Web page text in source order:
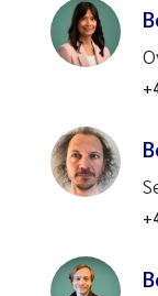
Land-
Mikroplast